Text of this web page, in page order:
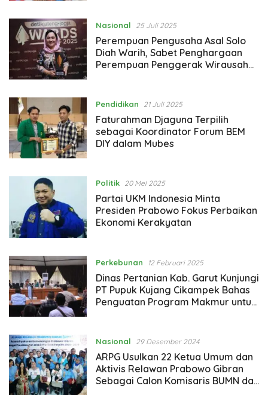
Nasional 25 Juli 2025
Perempuan Pengusaha Asal Solo
Diah Warih, Sabet Penghargaan
Perempuan Penggerak Wirausaha
Pendidikan 21 Juli 2025
Faturahman Djaguna Terpilih
sebagai Koordinator Forum BEM
DIY dalam Mubes
Politik 20 Mei 2025
Partai UKM Indonesia Minta
Presiden Prabowo Fokus Perbaikan
Ekonomi Kerakyatan
Perkebunan 12 Februari 2025
Dinas Pertanian Kab. Garut Kunjungi
PT Pupuk Kujang Cikampek Bahas
Penguatan Program Makmur untuk
Nasional 29 Desember 2024
ARPG Usulkan 22 Ketua Umum dan
Aktivis Relawan Prabowo Gibran
Sebagai Calon Komisaris BUMN dan